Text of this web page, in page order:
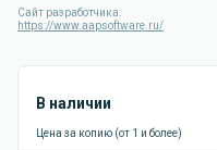
Сайт разработчика:
https://www.aapsoftware.ru/
В наличии
Цена за копию (от 1 и более)